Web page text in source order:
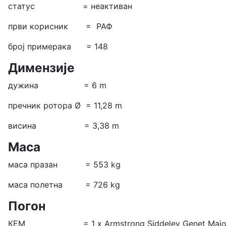
статус = неактиван
први корисник = РАФ
број примерака = 148
Димензије
дужина = 6 m
пречник ротора Ø = 11,28 m
висина = 3,38 m
Маса
маса празан = 553 kg
маса полетна = 726 kg
Погон
КЕМ = 1 х Armstrong Siddeley Genet